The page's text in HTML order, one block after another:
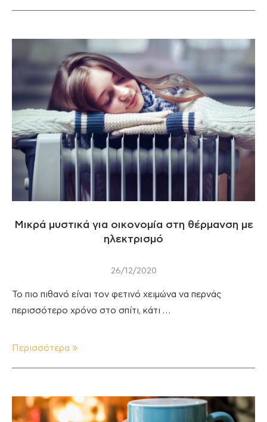
Μικρά μυστικά για οικονομία στη θέρμανση με
ηλεκτρισμό
26/12/2020
To πιο πιθανό είναι τον φετινό χειμώνα να περνάς
περισσότερο χρόνο στο σπίτι, κάτι …
Περισσότερα